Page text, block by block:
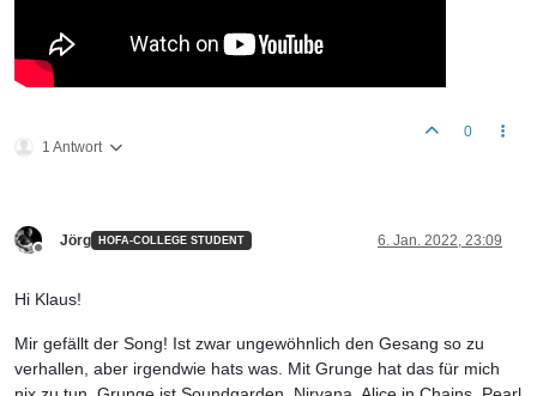
1 Antwort
0
Jörg HOFA-COLLEGE STUDENT 6. Jan. 2022, 23:09
Hi Klaus!
Mir gefällt der Song! Ist zwar ungewöhnlich den Gesang so zu
verhallen, aber irgendwie hats was. Mit Grunge hat das für mich